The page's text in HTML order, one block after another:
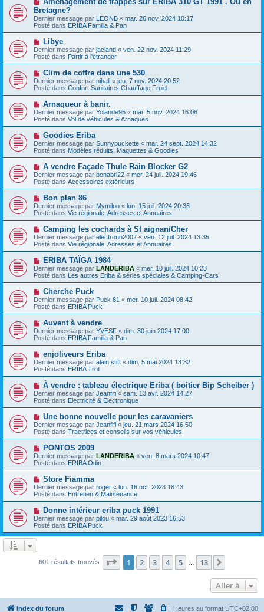
s
a
g
e
a
u
m
e
s
s
a
g
e
u
v
e
a
m
e
s
s
g
e
Bretagne?
Dernier message par LEONB « mar. 26 nov. 2024 10:17
Posté dans ERIBA Familia & Pan
N
o
u
v
a
u
m
e
s
s
a
g
e
Libye
Dernier message par jacland « ven. 22 nov. 2024 11:29
Posté dans Partir à l'étranger
N
o
u
v
a
u
m
e
s
s
a
g
Clim de coffre dans une 530
Dernier message par nihali « jeu. 7 nov. 2024 20:52
Posté dans Confort Sanitaires Chauffage Froid
N
o
u
v
a
u
m
e
s
s
a
g
e
Arnaqueur à banir.
Dernier message par Yolande95 « mar. 5 nov. 2024 16:06
Posté dans Vol de véhicules & Arnaques
N
o
u
v
a
u
m
e
s
a
g
e
Goodies Eriba
Dernier message par Sunnypuckette « mar. 24 sept. 2024 14:32
Posté dans Modèles réduits, Maquettes & Goodies
N
o
u
v
e
a
u
m
e
s
s
a
g
e
A vendre Façade Thule Rain Blocker G2
Dernier message par bonabri22 « mer. 24 juil. 2024 19:46
Posté dans Accessoires extérieurs
N
o
u
v
a
u
m
e
s
a
g
e
Bon plan 86
Dernier message par Mymiloo « lun. 15 juil. 2024 20:36
Posté dans Vie régionale, Adresses et Annuaires
N
o
u
v
e
a
u
m
e
s
s
a
g
Camping les cochards à St aignan/Cher
Dernier message par electronn2002 « ven. 12 juil. 2024 13:35
Posté dans Vie régionale, Adresses et Annuaires
N
o
u
v
a
u
m
e
s
s
a
g
ERIBA TAÏGA 1984
Dernier message par LANDERIBA « mer. 10 juil. 2024 10:23
Posté dans Les autres Eriba & séries spéciales & Camping-Cars
N
o
u
v
a
u
m
e
s
s
a
g
Cherche Puck
Dernier message par Puck 81 « mer. 10 juil. 2024 08:42
Posté dans ERIBA Puck
N
o
u
v
a
u
m
e
s
s
a
g
e
Auvent à vendre
Dernier message par YVESF « dim. 30 juin 2024 17:00
Posté dans ERIBA Familia & Pan
N
o
u
v
a
u
m
e
s
s
a
g
e
enjoliveurs Eriba
Dernier message par alain.stitt « dim. 5 mai 2024 13:32
Posté dans ERIBA Troll
N
o
u
v
e
a
u
m
e
s
a
g
e
À vendre : tableau électrique Eriba ( boitier Bip Scheiber )
Dernier message par Jeanfifi « sam. 13 avr. 2024 14:27
Posté dans Electricité & Electronique
N
o
u
v
e
a
u
m
e
s
s
a
g
e
Une bonne nouvelle pour les caravaniers
Dernier message par Jeanfifi « jeu. 21 mars 2024 16:50
Posté dans Tractrices et conseils sur vos véhicules
N
o
u
v
e
a
u
m
e
s
a
g
e
PONTOS 2009
Dernier message par LANDERIBA « ven. 8 mars 2024 10:47
Posté dans ERIBA Odin
N
o
u
v
e
a
u
m
e
g
Store Fiamma
Dernier message par roger « lun. 16 oct. 2023 18:43
Posté dans Entretien & Maintenance
N
o
u
v
e
m
e
Donne intérieur eriba puck 1991
Dernier message par pilou « mar. 29 août 2023 16:53
Posté dans ERIBA Puck
601 résultats trouvés Page 1sur13
1 2 3 4 5 13
Aller à
Index du forum Heures au format UTC+02:00